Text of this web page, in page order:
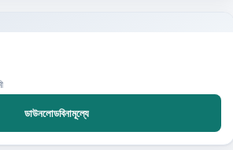
ডাউনলোডবিনামূল্যে